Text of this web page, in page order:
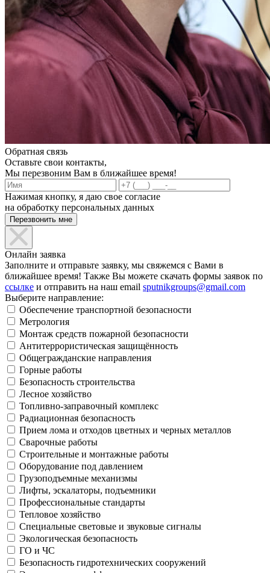
Обратная связь
Оставьте свои контакты,
Мы перезвоним Вам в ближайшее время!
Нажимая кнопку, я даю свое согласие
на обработку персональных данных
Онлайн заявка
Заполните и отправьте заявку, мы свяжемся с Вами в
ближайшее время! Также Вы можете скачать формы заявок по
ссылке и отправить на наш email sputnikgroups@gmail.com
Выберите направление:
Обеспечение транспортной безопасности
Метрология
Монтаж средств пожарной безопасности
Антитеррористическая защищённость
Общегражданские направления
Горные работы
Безопасность строительства
Лесное хозяйство
Топливно-заправочный комплекс
Радиационная безопасность
Прием лома и отходов цветных и черных металлов
Сварочные работы
Строительные и монтажные работы
Оборудование под давлением
Грузоподъемные механизмы
Лифты, эскалаторы, подъемники
Профессиональные стандарты
Тепловое хозяйство
Специальные световые и звуковые сигналы
Экологическая безопасность
ГО и ЧС
Безопасность гидротехнических сооружений